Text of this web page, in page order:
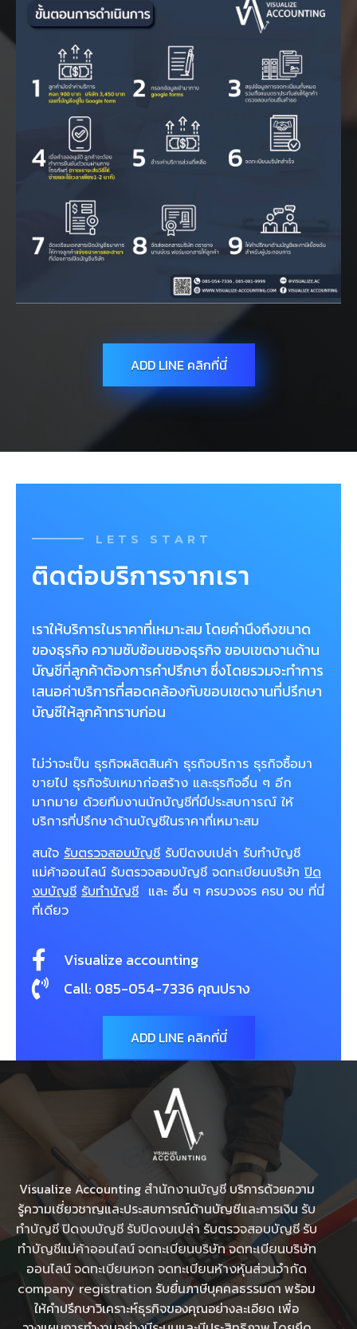
ADD LINE คลิกที่นี่
LETS START
ติดต่อบริการจากเรา
เราให้บริการในราคาที่เหมาะสม โดยคำนึงถึงขนาด
ของธุรกิจ ความซับซ้อนของธุรกิจ ขอบเขตงานด้าน
บัญชีที่ลูกค้าต้องการคำปรึกษา ซึ่งโดยรวมจะทำการ
เสนอค่าบริการที่สอดคล้องกับขอบเขตงานที่ปรึกษา
บัญชีให้ลูกค้าทราบก่อน
ไม่ว่าจะเป็น ธุรกิจผลิตสินค้า ธุรกิจบริการ ธุรกิจซื้อมา
ขายไป ธุรกิจรับเหมาก่อสร้าง และธุรกิจอื่น ๆ อีก
มากมาย ด้วยทีมงานนักบัญชีที่มีประสบการณ์ ให้
บริการที่ปรึกษาด้านบัญชีในราคาที่เหมาะสม
สนใจ รับตรวจสอบบัญชี รับปิดงบเปล่า รับทําบัญชี
แม่ค้าออนไลน์ รับตรวจสอบบัญชี จดทะเบียนบริษัท ปิด
งบบัญชี รับทำบัญชี และ อื่น ๆ ครบวงจร ครบ จบ ที่นี่
ที่เดียว
Visualize accounting
Call: 085-054-7336 คุณปราง
ADD LINE คลิกที่นี่
Visualize Accounting สำนักงานบัญชีบริการด้วยความ
รู้ความเชี่ยวชาญและประสบการณ์ด้านบัญชีและการเงิน รับ
ทำบัญชีปิดงบบัญชี รับปิดงบเปล่า รับตรวจสอบบัญชีรับ
ทําบัญชีแม่ค้าออนไลน์จดทะเบียนบริษัทจดทะเบียนบริษัท
ออนไลน์จดทะเบียนหจก จดทะเบียนห้างหุ้นส่วนจำกัด
company registration รับยื่นภาษีบุคคลธรรมดา พร้อม
ให้คำปรึกษาวิเคราะห์ธุรกิจของคุณอย่างละเอียด เพื่อ